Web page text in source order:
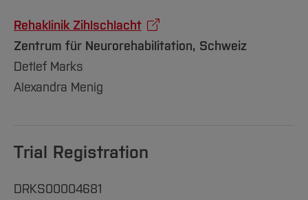
Rehaklinik Zihlschlacht
Zentrum für Neurorehabilitation, Schweiz
Detlef Marks
Alexandra Menig
Trial Registration
DRKS00004681